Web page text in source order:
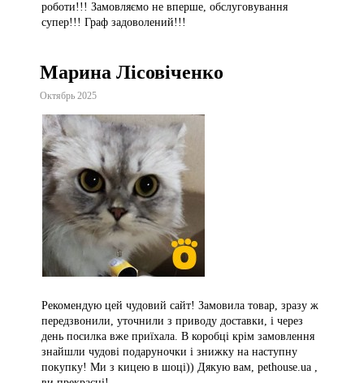
роботи!!! Замовляємо не вперше, обслуговування
супер!!! Граф задоволений!!!
Марина Лісовіченко
Октябрь 2025
Рекомендую цей чудовий сайт! Замовила товар, зразу ж
передзвонили, уточнили з приводу доставки, і через
день посилка вже приїхала. В коробці крім замовлення
знайшли чудові подаруночки і знижку на наступну
покупку! Ми з кицею в шоці)) Дякую вам, pethouse.ua ,